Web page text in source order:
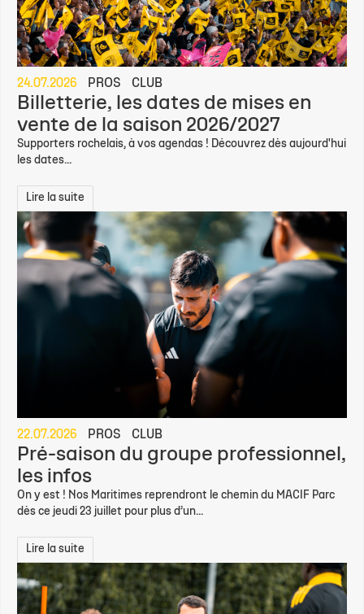
24.07.2026 PROS CLUB
Billetterie, les dates de mises en
vente de la saison 2026/2027
Supporters rochelais, à vos agendas ! Découvrez dès aujourd'hui
les dates...
Lire la suite
22.07.2026 PROS CLUB
Pré-saison du groupe professionnel,
les infos
On y est ! Nos Maritimes reprendront le chemin du MACIF Parc
dès ce jeudi 23 juillet pour plus d’un...
Lire la suite